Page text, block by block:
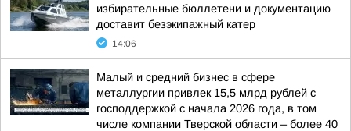
избирательные бюллетени и документацию
доставит безэкипажный катер
14:06
Малый и средний бизнес в сфере
металлургии привлек 15,5 млрд рублей с
господдержкой с начала 2026 года, в том
числе компании Тверской области – более 40